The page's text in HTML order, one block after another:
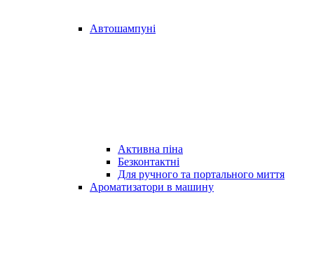
Автошампуні
Активна піна
Безконтактні
Для ручного та портального миття
Ароматизатори в машину